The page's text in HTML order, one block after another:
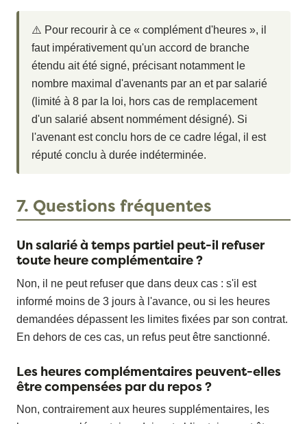
⚠️ Pour recourir à ce « complément d'heures », il
faut impérativement qu'un accord de branche
étendu ait été signé, précisant notamment le
nombre maximal d'avenants par an et par salarié
(limité à 8 par la loi, hors cas de remplacement
d'un salarié absent nommément désigné). Si
l'avenant est conclu hors de ce cadre légal, il est
réputé conclu à durée indéterminée.
7. Questions fréquentes
Un salarié à temps partiel peut-il refuser
toute heure complémentaire ?
Non, il ne peut refuser que dans deux cas : s'il est
informé moins de 3 jours à l'avance, ou si les heures
demandées dépassent les limites fixées par son contrat.
En dehors de ces cas, un refus peut être sanctionné.
Les heures complémentaires peuvent-elles
être compensées par du repos ?
Non, contrairement aux heures supplémentaires, les